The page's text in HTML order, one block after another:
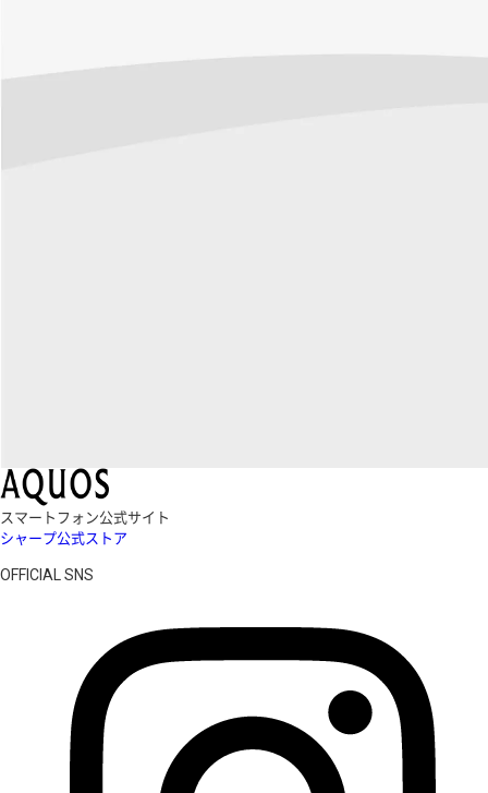
スマートフォン公式サイト
シャープ公式ストア
OFFICIAL SNS